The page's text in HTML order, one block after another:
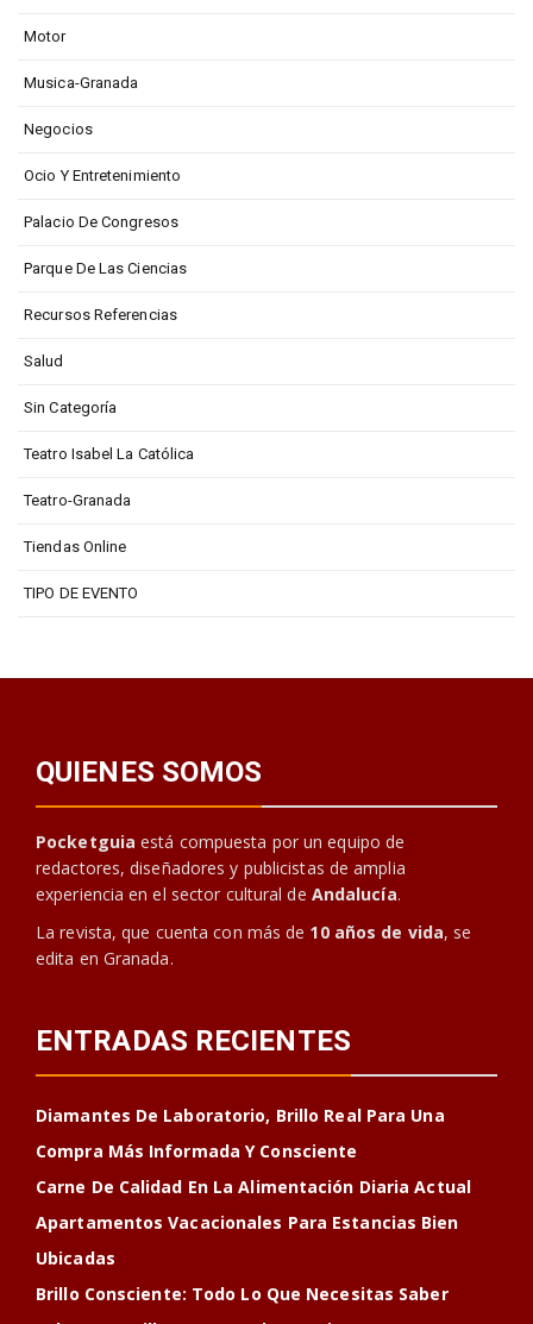
Motor
Musica-Granada
Negocios
Ocio Y Entretenimiento
Palacio De Congresos
Parque De Las Ciencias
Recursos Referencias
Salud
Sin Categoría
Teatro Isabel La Católica
Teatro-Granada
Tiendas Online
TIPO DE EVENTO
QUIENES SOMOS
Pocketguia está compuesta por un equipo de
redactores, diseñadores y publicistas de amplia
experiencia en el sector cultural de Andalucía.
La revista, que cuenta con más de 10 años de vida, se
edita en Granada.
ENTRADAS RECIENTES
Diamantes De Laboratorio, Brillo Real Para Una
Compra Más Informada Y Consciente
Carne De Calidad En La Alimentación Diaria Actual
Apartamentos Vacacionales Para Estancias Bien
Ubicadas
Brillo Consciente: Todo Lo Que Necesitas Saber